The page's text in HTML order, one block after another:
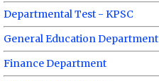
Departmental Test - KPSC
General Education Department
Finance Department